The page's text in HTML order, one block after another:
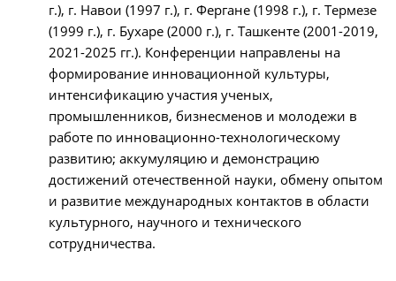
г.), г. Навои (1997 г.), г. Фергане (1998 г.), г. Термезе
(1999 г.), г. Бухаре (2000 г.), г. Ташкенте (2001-2019,
2021-2025 гг.). Конференции направлены на
формирование инновационной культуры,
интенсификацию участия ученых,
промышленников, бизнесменов и молодежи в
работе по инновационно-технологическому
развитию; аккумуляцию и демонстрацию
достижений отечественной науки, обмену опытом
и развитие международных контактов в области
культурного, научного и технического
сотрудничества.